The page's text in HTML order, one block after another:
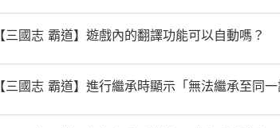
【三國志 霸道】遊戲內的翻譯功能可以自動嗎？
【三國志 霸道】進行繼承時顯示「無法繼承至同